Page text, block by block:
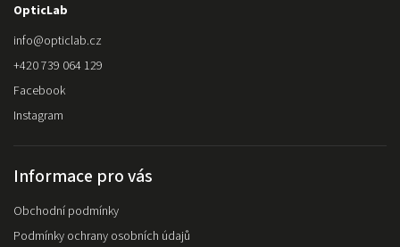
OpticLab
info@opticlab.cz
+420 739 064 129
Facebook
Instagram
Informace pro vás
Obchodní podmínky
Podmínky ochrany osobních údajů